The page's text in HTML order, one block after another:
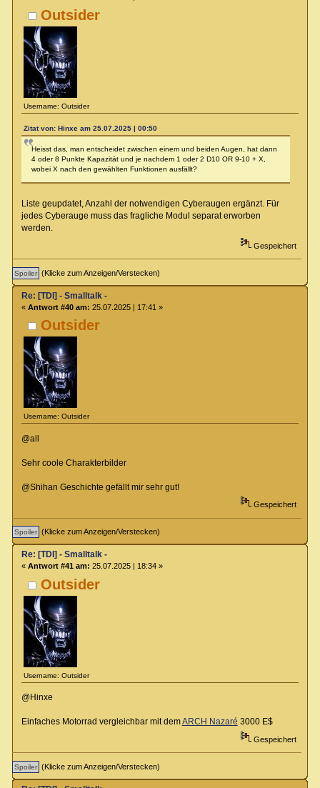
Outsider
Username: Outsider
Zitat von: Hinxe am 25.07.2025 | 00:50
Heisst das, man entscheidet zwischen einem und beiden Augen, hat dann
4 oder 8 Punkte Kapazität und je nachdem 1 oder 2 D10 OR 9-10 + X,
wobei X nach den gewählten Funktionen ausfällt?
Liste geupdatet, Anzahl der notwendigen Cyberaugen ergänzt. Für
jedes Cyberauge muss das fragliche Modul separat erworben
werden.
Gespeichert
(Klicke zum Anzeigen/Verstecken)
Outsider
Username: Outsider
Re: [TDI] - Smalltalk -
« Antwort #40 am: 25.07.2025 | 17:41 »
@all
Sehr coole Charakterbilder
@Shihan Geschichte gefällt mir sehr gut!
Gespeichert
(Klicke zum Anzeigen/Verstecken)
Outsider
Username: Outsider
Re: [TDI] - Smalltalk -
« Antwort #41 am: 25.07.2025 | 18:34 »
@Hinxe
Einfaches Motorrad vergleichbar mit demARCH Nazaré 3000 E$
Gespeichert
(Klicke zum Anzeigen/Verstecken)